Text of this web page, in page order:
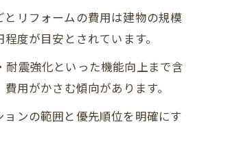
リフォームの費用は建物の規模
度が目安とされています。
震強化といった機能向上まで含
用がかさむ傾向があります。
ンの範囲と優先順位を明確にす